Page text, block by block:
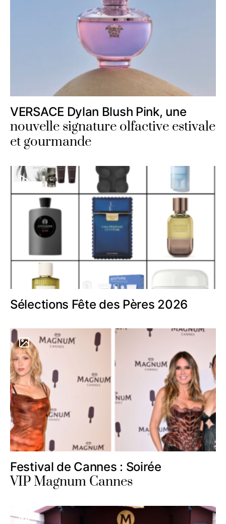
VERSACE Dylan Blush Pink, une
nouvelle signature olfactive estivale
et gourmande
Sélections Fête des Pères 2026
Festival de Cannes : Soirée
VIP Magnum Cannes